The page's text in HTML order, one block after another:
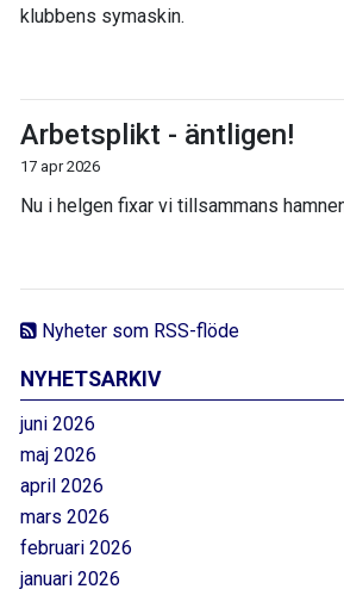
Nyheter som RSS-flöde
NYHETSARKIV
juni 2026
maj 2026
april 2026
mars 2026
februari 2026
januari 2026
klubbens symaskin.
Arbetsplikt - äntligen!
17 apr 2026
Nu i helgen fixar vi tillsammans